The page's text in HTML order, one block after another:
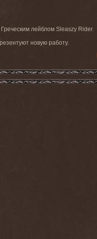
лейблом Sleaszy Rider.
новую работу.